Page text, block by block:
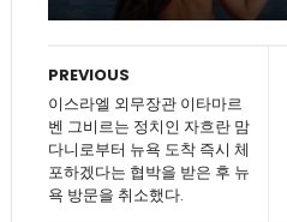
PREVIOUS
이스라엘 외무장관 이타마르
벤 그비르는 정치인 자흐란 맘
다니로부터 뉴욕 도착 즉시 체
포하겠다는 협박을 받은 후 뉴
욕 방문을 취소했다.